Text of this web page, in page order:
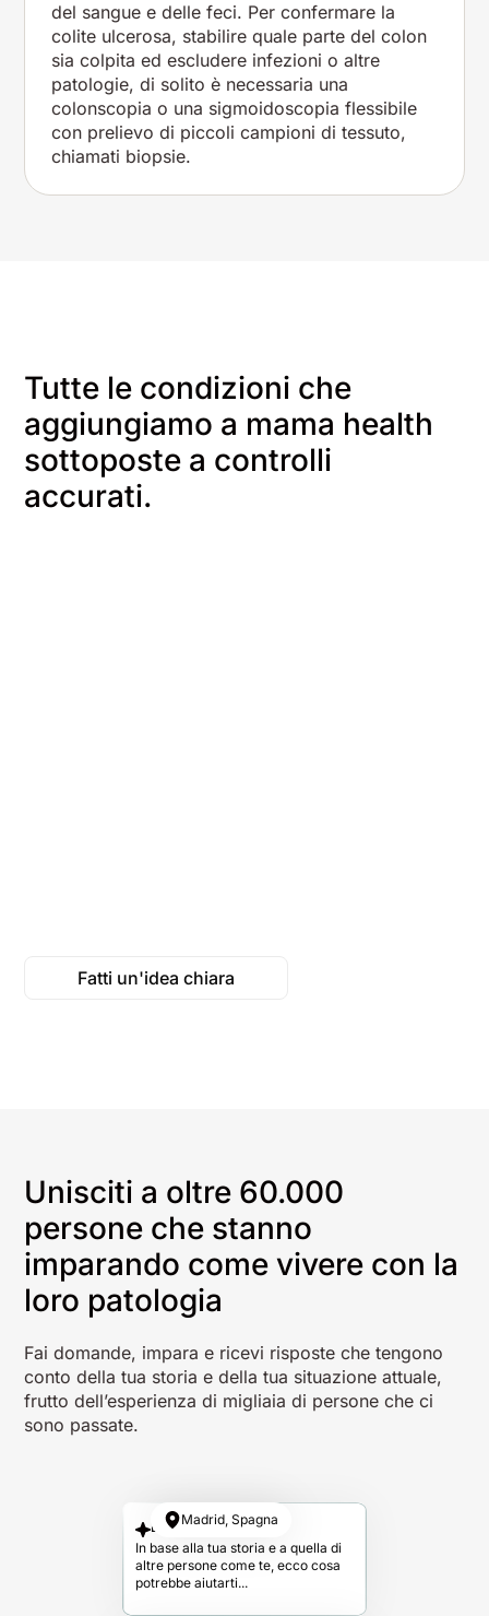
del sangue e delle feci. Per confermare la
colite ulcerosa, stabilire quale parte del colon
sia colpita ed escludere infezioni o altre
patologie, di solito è necessaria una
colonscopia o una sigmoidoscopia flessibile
con prelievo di piccoli campioni di tessuto,
chiamati biopsie.
Tutte le condizioni che
aggiungiamo a mama health
sottoposte a controlli
accurati.
Fatti un'idea chiara
Unisciti a oltre 60.000
persone che stanno
imparando come vivere con la
loro patologia
Fai domande, impara e ricevi risposte che tengono
conto della tua storia e della tua situazione attuale,
frutto dell’esperienza di migliaia di persone che ci
sono passate.
Madrid, Spagna
La tua risposta
In base alla tua storia e a quella di
altre persone come te, ecco cosa
potrebbe aiutarti...